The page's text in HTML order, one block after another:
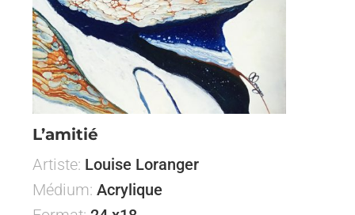
L’amitié
Artiste: Louise Loranger
Médium: Acrylique